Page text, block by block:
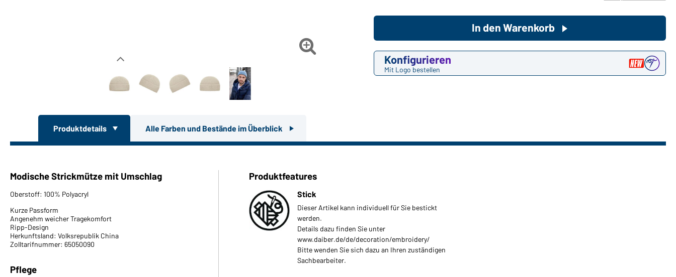
Sie möchten gerne für Ihren
Hier geht's zu unserem

Konfigurieren
Mit Logo bestellen
In den Warenkorb
Produktdetails Alle Farben und Bestände im Überblick
Modische Strickmütze mit Umschlag
Oberstoff: 100% Polyacryl
Kurze Passform
Angenehm weicher Tragekomfort
Ripp-Design
Herkunftsland: Volksrepublik China
Zolltarifnummer: 65050090
Pflege
Produktfeatures
Stick
Dieser Artikel kann individuell für Sie bestickt
werden.
Details dazu finden Sie unter
www.daiber.de/de/decoration/embroidery/
Bitte wenden Sie sich dazu an Ihren zuständigen
Sachbearbeiter.